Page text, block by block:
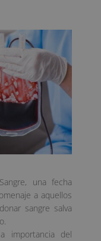
una fecha
a aquellos
sangre salva
importancia del